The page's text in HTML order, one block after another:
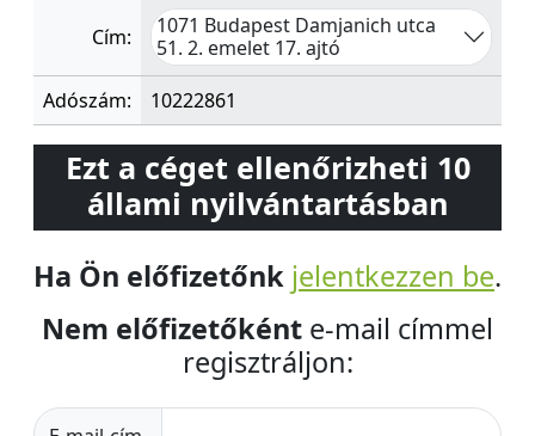
Cím:
1071 Budapest Damjanich utca
51. 2. emelet 17. ajtó
Adószám:
10222861
Ezt a céget ellenőrizheti 10
állami nyilvántartásban
Ha Ön előfizetőnk jelentkezzen be.
Nem előfizetőként e-mail címmel
regisztráljon: